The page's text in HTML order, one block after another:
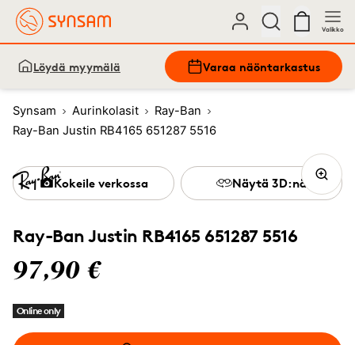
Valikko
Löydä myymälä Varaa näöntarkastus
Synsam Aurinkolasit
Ray-Ban
Ray-Ban Justin RB4165 651287 5516
Ray-Ban Justin RB4165 651287 5516
97,90 €
Online only
Kokeile verkossa Näytä 3D:nä